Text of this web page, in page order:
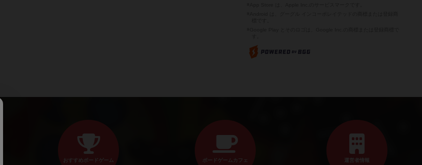
おすすめボードゲーム ボードゲームカフェ 運営者情報